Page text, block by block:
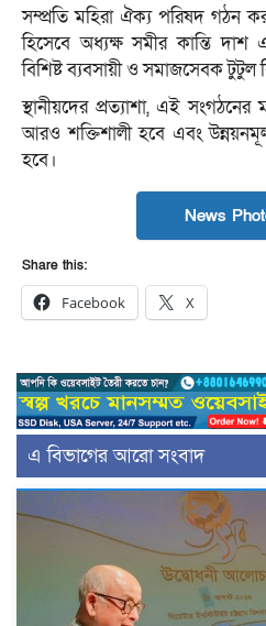
সম্প্রতি মহিরা ঐক্য পরিষদ গঠন
হিসেবে অধ্যক্ষ সমীর কান্তি দাশ
বিশিষ্ট ব্যবসায়ী ও সমাজসেবক টুটুল
স্থানীয়দের প্রত্যাশা, এই সংগঠনের
আরও শক্তিশালী হবে এবং
হবে।
News
Share this:
Facebook X
এ বিভাগের আরো সংবাদ